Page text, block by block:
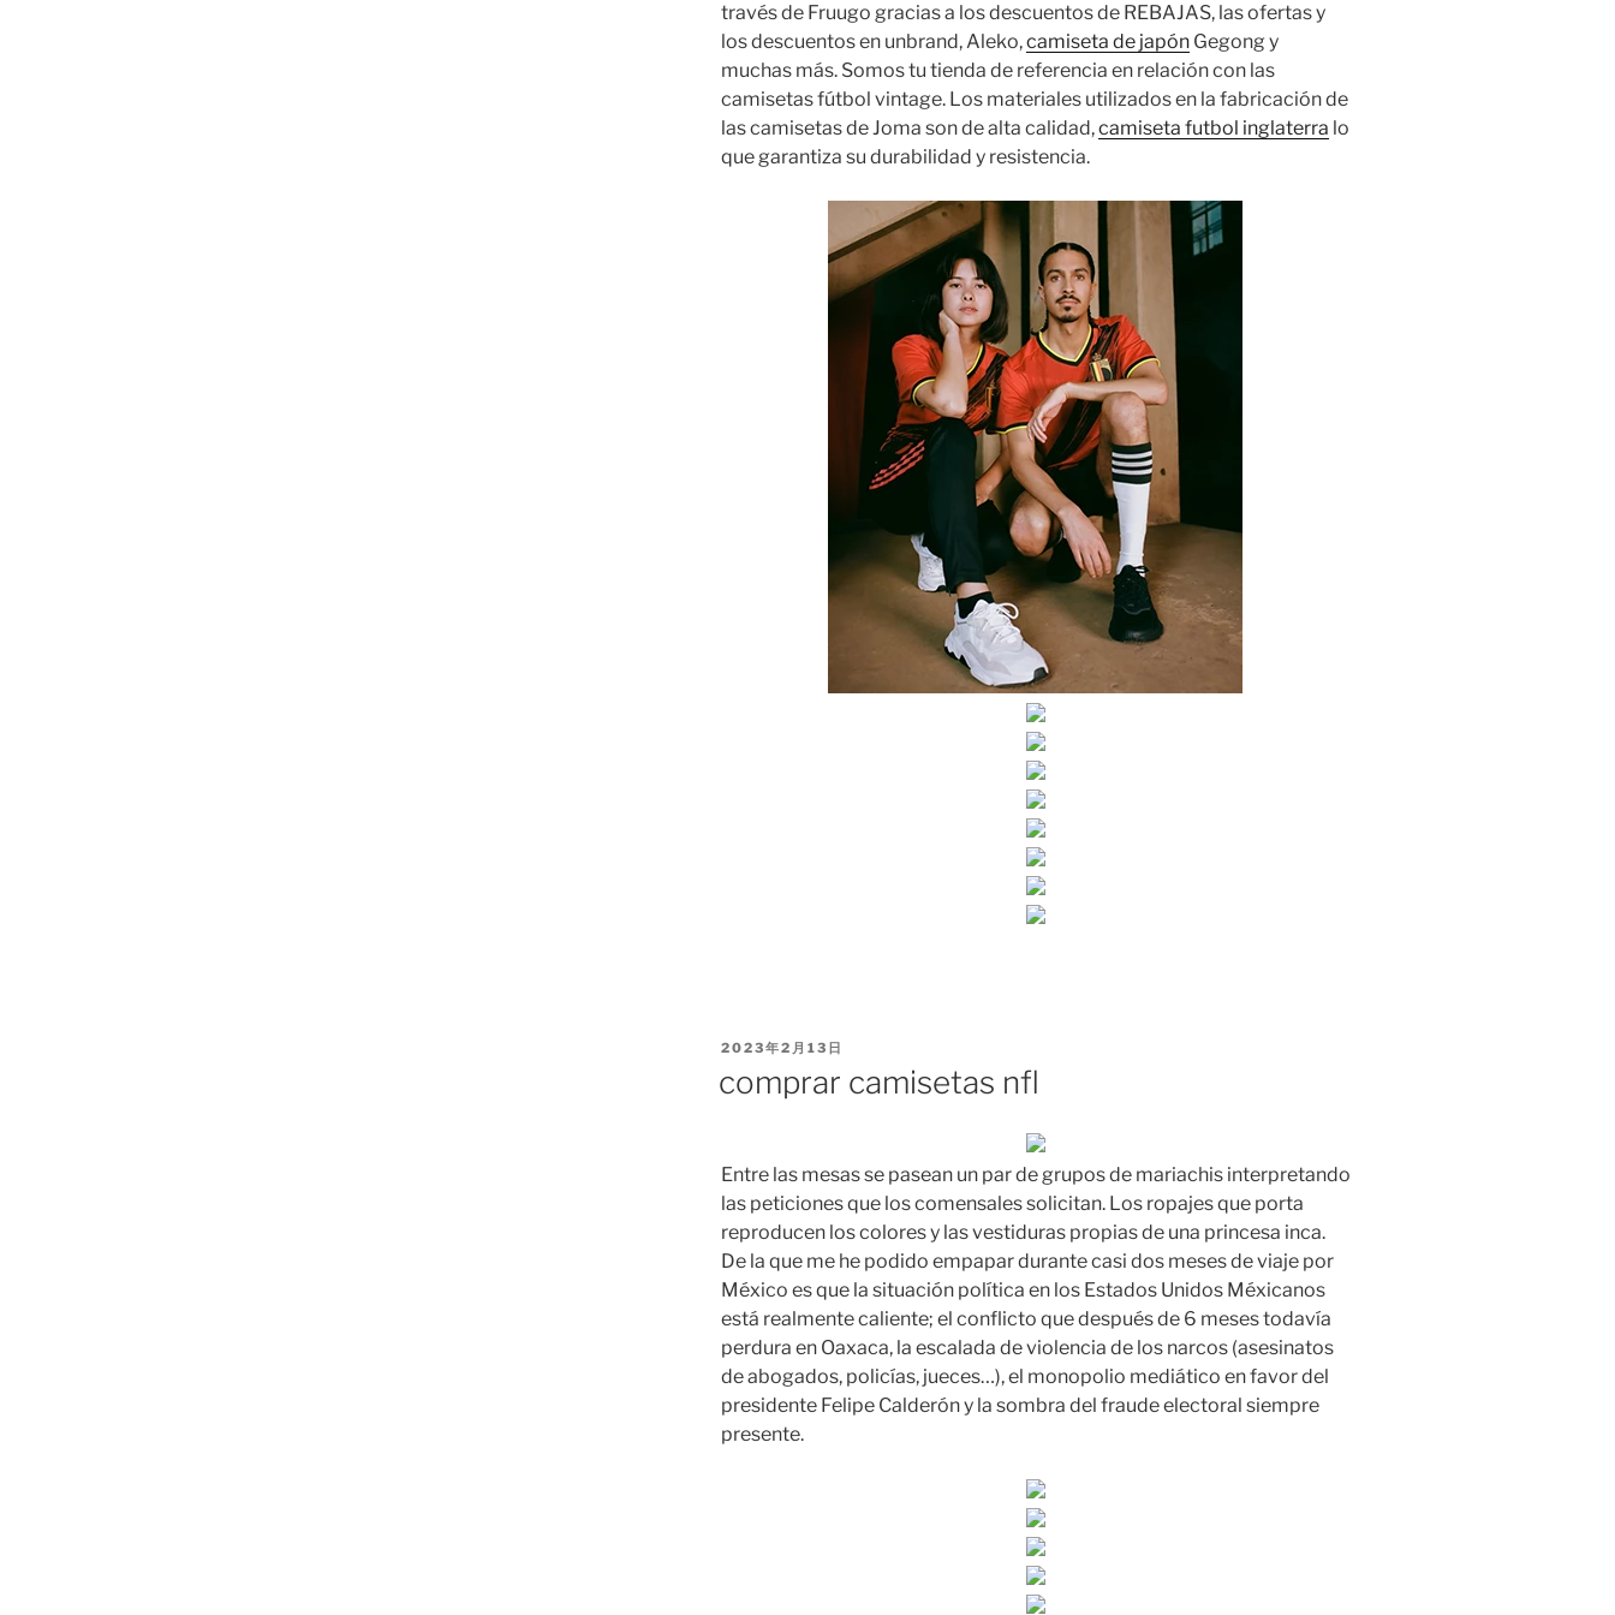
través de Fruugo gracias a los descuentos de REBAJAS, las ofertas y
los descuentos en unbrand, Aleko,camiseta de japónGegong y
muchas más. Somos tu tienda de referencia en relación con las
camisetas fútbol vintage. Los materiales utilizados en la fabricación de
las camisetas de Joma son de alta calidad,camiseta futbol inglaterra lo
que garantiza su durabilidad y resistencia.
PUBLICADO
2023年2月13日
comprar camisetas nfl
Entre las mesas se pasean un par de grupos de mariachis interpretando
las peticiones que los comensales solicitan. Los ropajes que porta
reproducen los colores y las vestiduras propias de una princesa inca.
De la que me he podido empapar durante casi dos meses de viaje por
México es que la situación política en los Estados Unidos Méxicanos
está realmente caliente; el conflicto que después de 6 meses todavía
perdura en Oaxaca, la escalada de violencia de los narcos (asesinatos
de abogados, policías, jueces…), el monopolio mediático en favor del
presidente Felipe Calderón y la sombra del fraude electoral siempre
presente.